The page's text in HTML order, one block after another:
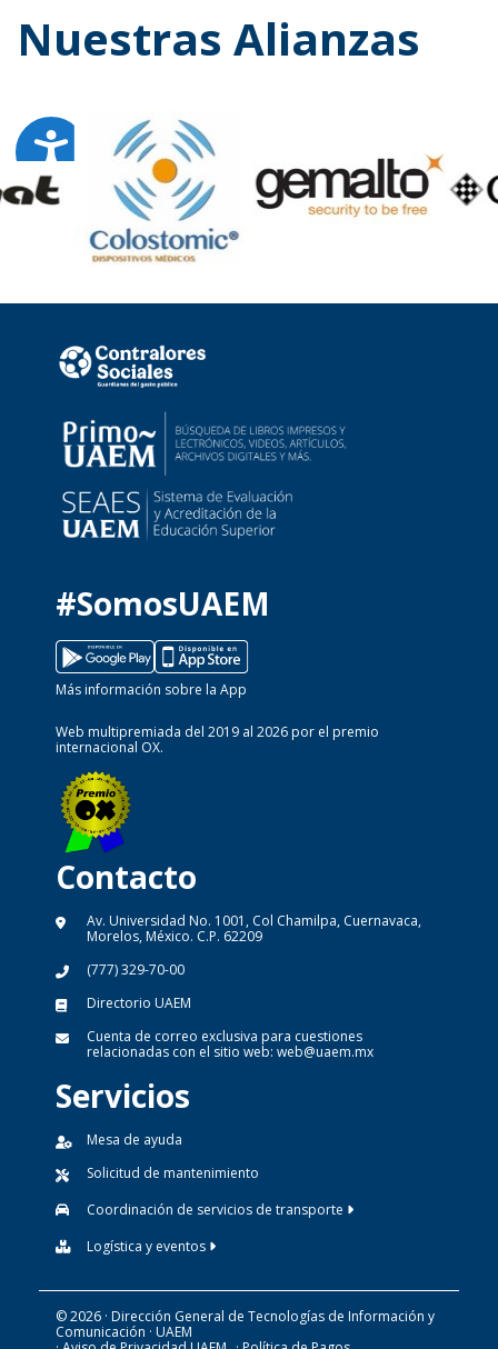
Nuestras Alianzas
#SomosUAEM
Más información sobre la App
Web multipremiada del 2019 al 2026 por el premio
internacional OX.
Contacto
Av. Universidad No. 1001, Col Chamilpa, Cuernavaca,
Morelos, México. C.P. 62209
(777) 329-70-00
Directorio UAEM
Cuenta de correo exclusiva para cuestiones
relacionadas con el sitio web: web@uaem.mx
Servicios
Mesa de ayuda
Solicitud de mantenimiento
Coordinación de servicios de transporte
Logística y eventos
© 2026 · Dirección General de Tecnologías de Información y
Comunicación · UAEM